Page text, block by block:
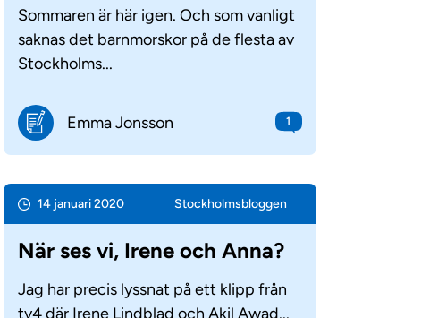
Sommaren är här igen. Och som vanligt
saknas det barnmorskor på de flesta av
Stockholms...
Emma Jonsson 1
14 januari 2020 Stockholms­bloggen
När ses vi, Irene och Anna?
Jag har precis lyssnat på ett klipp från
tv4 där Irene Lindblad och Akil Awad...